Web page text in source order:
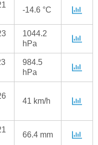
-14.6 °C
1044.2
hPa
984.5
hPa
41 km/h
66.4 mm